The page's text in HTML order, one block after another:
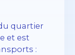
quartier
et est
: